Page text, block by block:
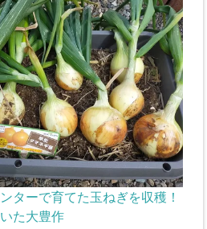
ターで育てた玉ねぎを収穫！
た大豊作